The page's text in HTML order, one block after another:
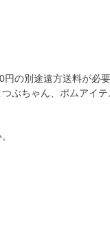
の別途遠方送料が必要
ぶちゃん、ポムアイ